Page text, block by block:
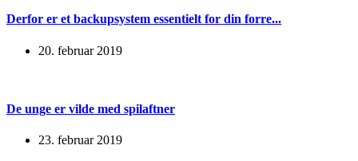
Derfor er et backupsystem essentielt for din forre...
20. februar 2019
De unge er vilde med spilaftner
23. februar 2019